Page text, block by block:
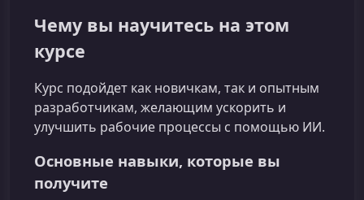
Чему вы научитесь на этом
курсе
Курс подойдет как новичкам, так и опытным
разработчикам, желающим ускорить и
улучшить рабочие процессы с помощью ИИ.
Основные навыки, которые вы
получите